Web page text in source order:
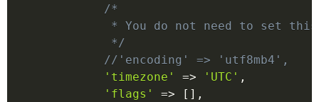
/*
* You do not need to set
             */
//'encoding' => 'utf8mb4',
'timezone'
=> 'UTC' ,
'flags'
=> [ ] ,